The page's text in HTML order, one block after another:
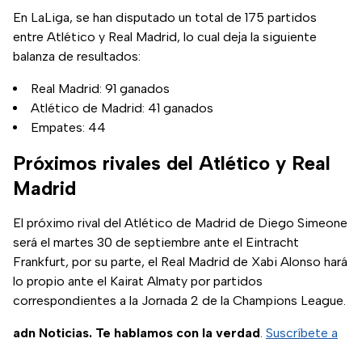
En LaLiga, se han disputado un total de 175 partidos
entre Atlético y Real Madrid, lo cual deja la siguiente
balanza de resultados:
Real Madrid: 91 ganados
Atlético de Madrid: 41 ganados
Empates: 44
Próximos rivales del Atlético y Real
Madrid
El próximo rival del Atlético de Madrid de Diego Simeone
será el martes 30 de septiembre ante el Eintracht
Frankfurt, por su parte, el Real Madrid de Xabi Alonso hará
lo propio ante el Kairat Almaty por partidos
correspondientes a la Jornada 2 de la Champions League.
adn Noticias. Te hablamos con la verdad. Suscríbete a